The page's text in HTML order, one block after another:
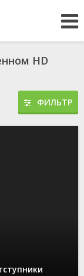
HD
ФИЛЬТР